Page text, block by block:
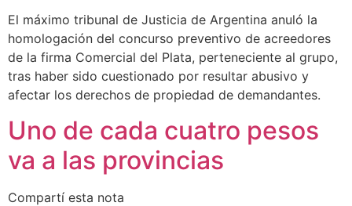
El máximo tribunal de Justicia de Argentina anuló la
homologación del concurso preventivo de acreedores
de la firma Comercial del Plata, perteneciente al grupo,
tras haber sido cuestionado por resultar abusivo y
afectar los derechos de propiedad de demandantes.
Uno de cada cuatro pesos
va a las provincias
Compartí esta nota